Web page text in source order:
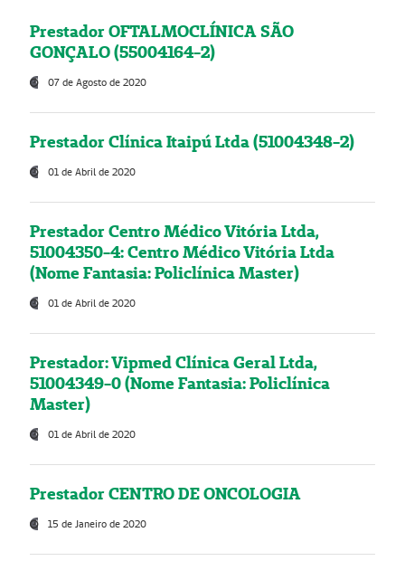
Prestador OFTALMOCLÍNICA SÃO
GONÇALO (55004164-2)
07 de Agosto de 2020
Prestador Clínica Itaipú Ltda (51004348-2)
01 de Abril de 2020
Prestador Centro Médico Vitória Ltda,
51004350-4: Centro Médico Vitória Ltda
(Nome Fantasia: Policlínica Master)
01 de Abril de 2020
Prestador: Vipmed Clínica Geral Ltda,
51004349-0 (Nome Fantasia: Policlínica
Master)
01 de Abril de 2020
Prestador CENTRO DE ONCOLOGIA
15 de Janeiro de 2020